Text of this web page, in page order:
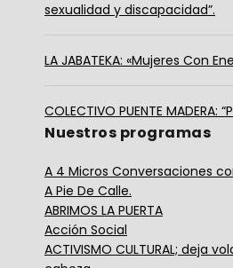
sexualidad y discapacidad”.
LA JABATEKA: «Mujeres Con
COLECTIVO PUENTE MADERA:
Nuestros programas
A 4 Micros Conversaciones
A Pie De Calle.
ABRIMOS LA PUERTA
Acción Social
ACTIVISMO CULTURAL; deja